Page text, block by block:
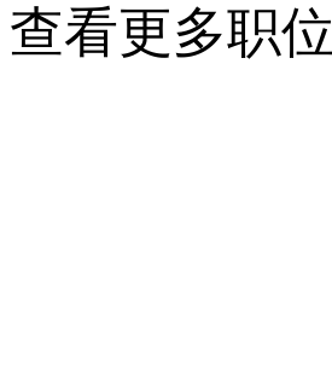
查看更多职位